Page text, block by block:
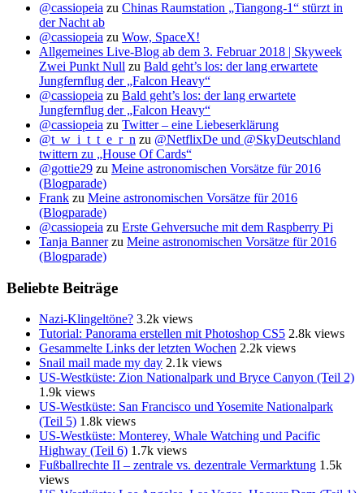
@cassiopeia zu Chinas Raumstation „Tiangong-1“ stürzt in
der Nacht ab
@cassiopeia zu Wow, SpaceX!
Allgemeines Live-Blog ab dem 3. Februar 2018 | Skyweek
Zwei Punkt Null zu Bald geht’s los: der lang erwartete
Jungfernflug der „Falcon Heavy“
@cassiopeia zu Bald geht’s los: der lang erwartete
Jungfernflug der „Falcon Heavy“
@cassiopeia zu Twitter – eine Liebeserklärung
@t_w_i_t_t_e_r_n zu @NetflixDe und @SkyDeutschland
twittern zu „House Of Cards“
@gottie29 zu Meine astronomischen Vorsätze für 2016
(Blogparade)
Frank zu Meine astronomischen Vorsätze für 2016
(Blogparade)
@cassiopeia zu Erste Gehversuche mit dem Raspberry Pi
Tanja Bannerzu Meine astronomischen Vorsätze für 2016
(Blogparade)
Beliebte Beiträge
Nazi-Klingeltöne? 3.2k views
Tutorial: Panorama erstellen mit Photoshop CS5 2.8k views
Gesammelte Links der letzten Wochen 2.2k views
Snail mail made my day 2.1k views
US-Westküste: Zion Nationalpark und Bryce Canyon (Teil 2)
1.9k views
US-Westküste: San Francisco und Yosemite Nationalpark
(Teil 5) 1.8k views
US-Westküste: Monterey, Whale Watching und Pacific
Highway (Teil 6) 1.7k views
Fußballrechte II – zentrale vs. dezentrale Vermarktung 1.5k
views